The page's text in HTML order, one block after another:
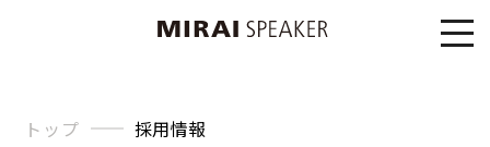
トップ 採用情報